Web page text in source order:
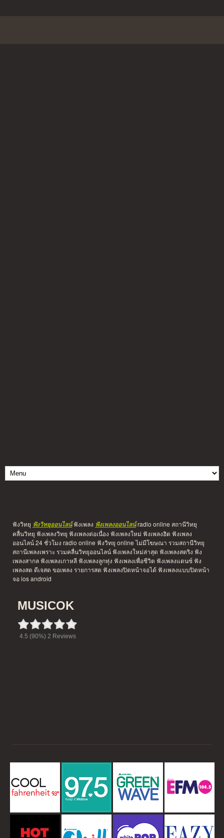
ฟังวิทยุ ฟังวิทยุออนไลน์ฟังเพลง ฟังเพลงออนไลน์radio online สถานีวิทยุ
คลื่นวิทยุ ฟังเพลงวิทยุ ฟังเพลงต่อเนื่อง ฟังเพลงใหม่ ฟังเพลงฮิต ฟังเพลง
ออนไลน์ 24 ชั่วโมง radio online ฟังวิทยุ online ไม่มีโฆษณา รวมสถานีวิทยุ
สถานีเพลงเพราะ รวมคลื่นวิทยุออนไลน์ ฟังเพลงใหม่ล่าสุด ฟังเพลงสตริง ฟัง
เพลงสากล ฟังเพลงเกาหลี ฟังเพลงลูกทุ่ง ฟังเพลงเพื่อชีวิต ฟังเพลงแดนซ์ ฟัง
เพลงสด ดีเจสด ขอเพลง รายการสด ฟังเพลงปิดหน้าจอได้ ฟังเพลงแบบปิดหน้า
จอ ios android
MUSICOK
4.5 (90%) 2 Reviews